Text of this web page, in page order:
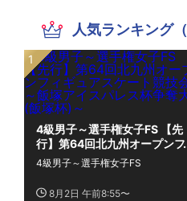
人気ランキング
4級男子～選手権女子FS 【先
行】第64回北九州オープンフ
ィギュアスケート競技会 ～飯
塚アイスパレス杯争奪大会(飯
塚杯)～
8月2日 午前8:55〜
4級男子～選手権女子FS